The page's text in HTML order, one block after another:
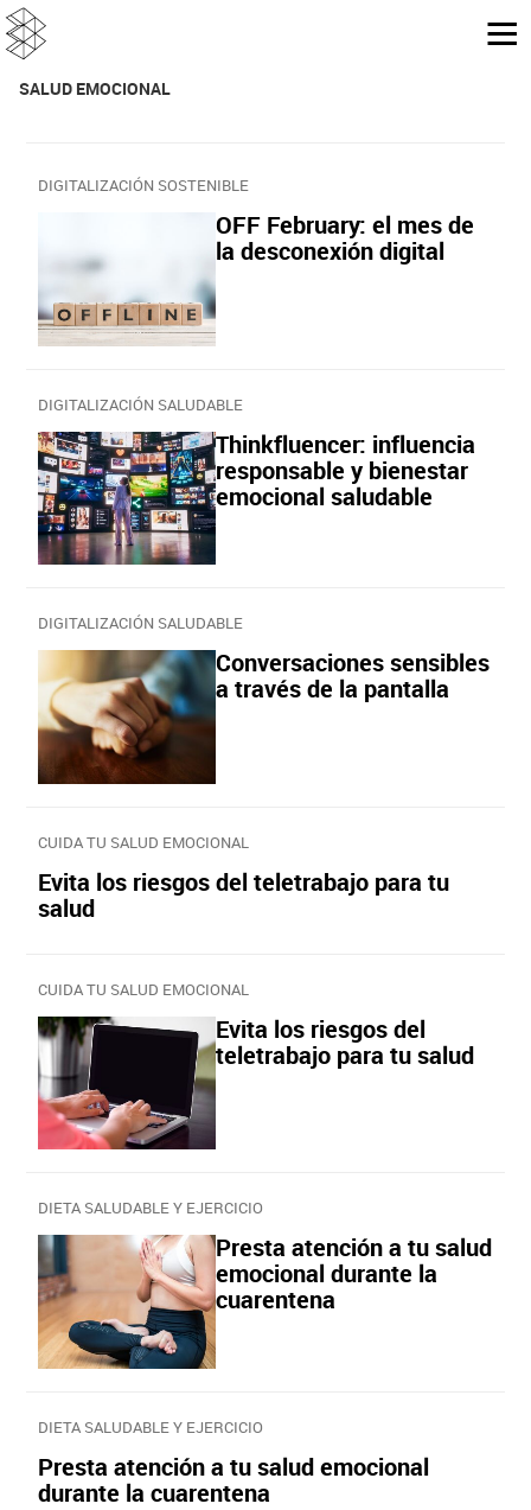
SALUD EMOCIONAL‬
DIGITALIZACIÓN SOSTENIBLE
OFF February: el mes de
la desconexión digital
DIGITALIZACIÓN SALUDABLE
Thinkfluencer: influencia
responsable y bienestar
emocional saludable
DIGITALIZACIÓN SALUDABLE
Conversaciones sensibles
a través de la pantalla
CUIDA TU SALUD EMOCIONAL
Evita los riesgos del teletrabajo para tu
salud
CUIDA TU SALUD EMOCIONAL
Evita los riesgos del
teletrabajo para tu salud
DIETA SALUDABLE Y EJERCICIO
Presta atención a tu salud
emocional durante la
cuarentena
DIETA SALUDABLE Y EJERCICIO
Presta atención a tu salud emocional
durante la cuarentena